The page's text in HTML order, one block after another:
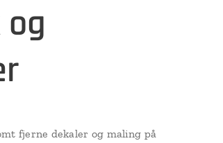
og
fjerne dekaler og maling på